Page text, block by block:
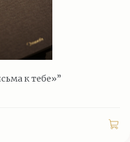
к тебе»”